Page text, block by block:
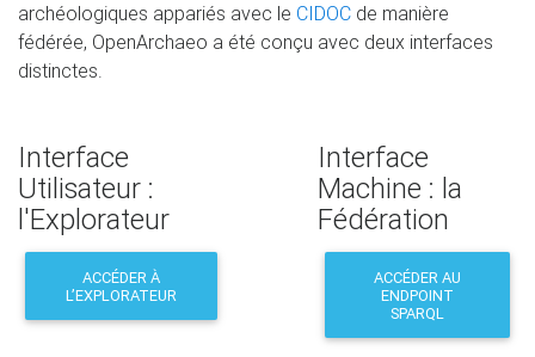
archéologiques appariés avec le CIDOC de manière
fédérée, OpenArchaeo a été conçu avec deux interfaces
distinctes.
Interface
Machine : la
Fédération
ACCÉDER AU
ENDPOINT
SPARQL
Interface
Utilisateur :
l'Explorateur
ACCÉDER À
L’EXPLORATEUR